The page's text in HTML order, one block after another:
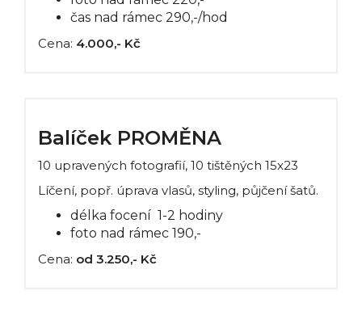
čas nad rámec 290,-/hod
Cena: 4.000,- Kč
Balíček PROMĚNA
10 upravených fotografií, 10 tištěných 15x23
Líčení, popř. úprava vlasů, styling, půjčení šatů.
délka focení 1-2 hodiny
foto nad rámec 190,-
Cena: od 3.250,- Kč